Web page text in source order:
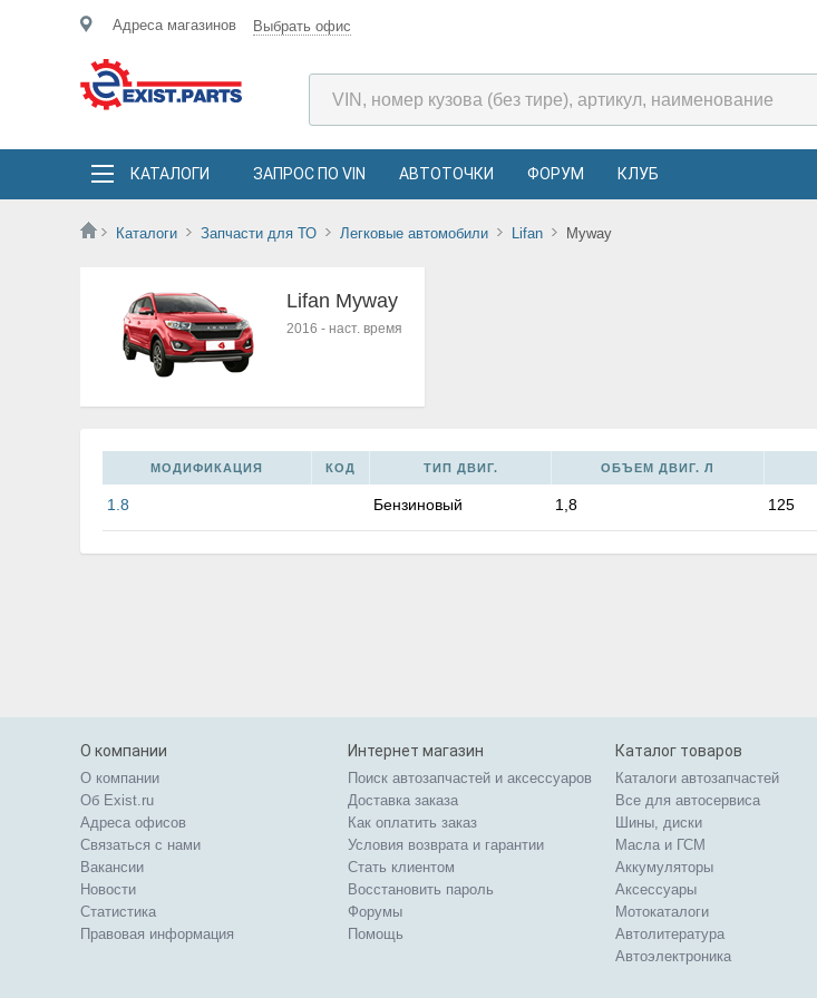
Адреса магазинов Выбрать офис
КАТАЛОГИ ЗАПРОС ПО VIN АВТОТОЧКИ ФОРУМ КЛУБ
Каталоги Запчасти для ТО Легковые автомобили Lifan Myway
Lifan Myway
2016 - наст. время
МОДИФИКАЦИЯ КОД ТИП ДВИГ. ОБЪЕМ ДВИГ. Л
1.8 Бензиновый 1,8 125
О компании
О компании
Об Exist.ru
Адреса офисов
Связаться с нами
Вакансии
Новости
Статистика
Правовая информация
Интернет магазин
Поиск автозапчастей и аксессуаров
Доставка заказа
Как оплатить заказ
Условия возврата и гарантии
Стать клиентом
Восстановить пароль
Форумы
Помощь
Каталог товаров
Каталоги автозапчастей
Все для автосервиса
Шины, диски
Масла и ГСМ
Аккумуляторы
Аксессуары
Мотокаталоги
Автолитература
Автоэлектроника